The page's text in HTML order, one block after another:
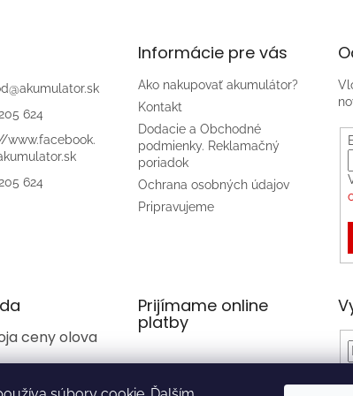
@akumulator.sk
624
www.facebook.
624
Informácie pre vás
Ako nakupovať akumulátor?
Kontakt
Dodacie a Obchodné
podmienky. Reklamačný
poriadok
Ochrana osobných údajov
Pripravujeme
ceny olova
Prijímame online
platby